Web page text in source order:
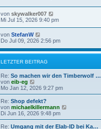
von skywalker007
Mi Jul 15, 2026 9:40 pm
von StefanW
Do Jul 09, 2026 2:56 pm
LETZTER BEITRAG
Re: So machen wir den Timberwolf …
von eib-eg
e
u
e
s
t
e
r
Mo Jan 12, 2026 9:27 pm
Re: Shop defekt?
von michaelkillermann
u
e
Di Jun 16, 2026 9:48 pm
Re: Umgang mit der Elab-ID bei Ka…